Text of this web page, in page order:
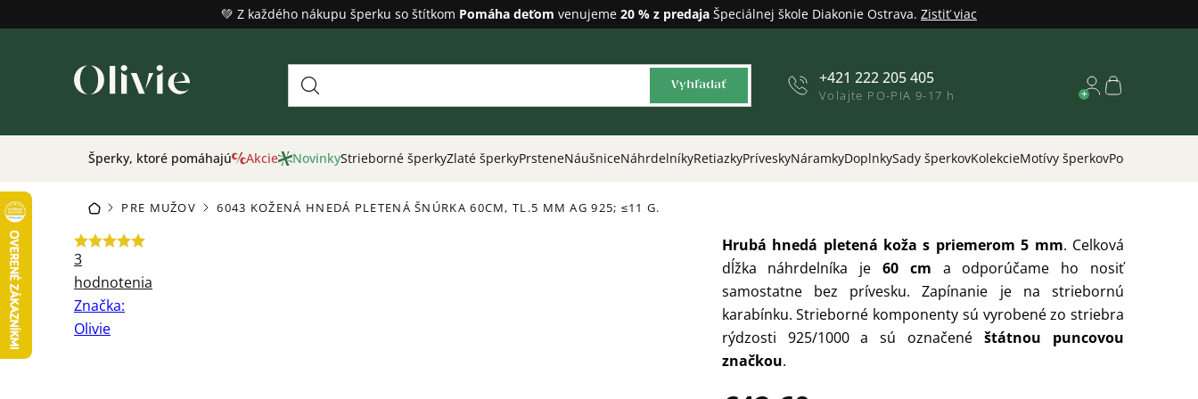
na
💚 Z každého nákupu šperku so štítkom Pomáha deťom venujeme 20 % z predaja Špeciálnej škole Diakonie Ostrava. Zistiť viac
Vyhľadať +421 222 205 405
Volajte PO-PIA 9-17 h
Nákupný
Šperky, ktoré pomáhajú Akcie NovinkyStrieborné šperkyZlaté šperkyPrsteneNáušniceNáhrdelníkyRetiazkyPríveskyNáramkyDoplnkySady šperkovKolekcieMotívy šperkovPodľa
DOMOVPRE MUŽOV 6043 KOŽENÁ HNEDÁ PLETENÁ ŠNÚRKA 60CM, TL.5 MMAG 925; ≤11 G.
Priemerné
hodnotenie
produktu
je
3
hodnotenia
Značka:
Olivie
Hrubá hnedá pletená koža s priemerom 5 mm. Celková
dĺžka náhrdelníka je60 cm a odporúčame ho nosiť
samostatne bez prívesku.
Zapínanie je na striebornú
karabínku. Strieborné komponenty sú vyrobené zo striebra
rýdzosti 925/1000 a sú označenéštátnou puncovou
značkou.